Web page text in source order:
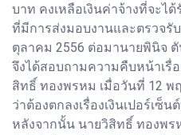
บาท คงเหลือเงินค่าจ้างที่จะไ
ที่มีการส่งมอบงานและตรวจรั
ตุลาคม 2556 ต่อมานายพินิจ
จึงได้สอบถามความคืบหน้าเรื่
สิทธิ์ ทองพรหม เมื่อวันที่ 12 พ
ว่าต้องตกลงเรื่องเงินเปอร์เซ็
หลังจากนั้น นายวิสิทธิ์ ทองพ